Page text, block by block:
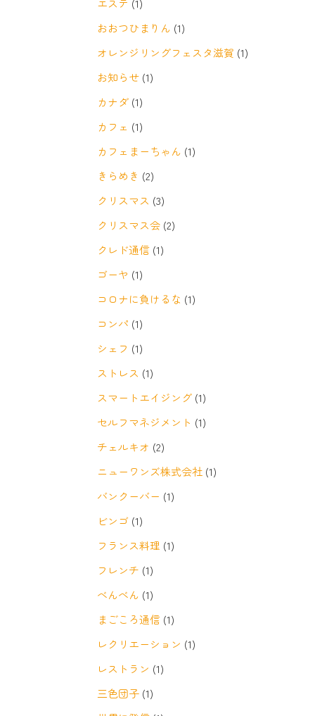
エステ (1)
おおつひまりん (1)
オレンジリングフェスタ滋賀 (1)
お知らせ (1)
カナダ (1)
カフェ (1)
カフェまーちゃん (1)
きらめき (2)
クリスマス (3)
クリスマス会 (2)
クレド通信 (1)
ゴーヤ (1)
コロナに負けるな (1)
コンパ (1)
シェフ (1)
ストレス (1)
スマートエイジング (1)
セルフマネジメント (1)
チェルキオ (2)
ニューワンズ株式会社 (1)
バンクーバー (1)
ビンゴ (1)
フランス料理 (1)
フレンチ (1)
べんべん (1)
まごころ通信 (1)
レクリエーション (1)
レストラン (1)
三色団子 (1)